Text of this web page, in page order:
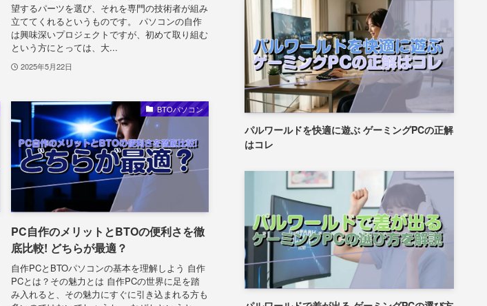
望するパーツを選び、それを専門の技術者が組み
立ててくれるというものです。 パソコンの自作
は興味深いプロジェクトですが、初めて取り組む
という方にとっては、大...
2025年5月22日
BTOパソコン
PC自作のメリットとBTOの便利さを徹
底比較! どちらが最適？
自作PCとBTOパソコンの基本を理解しよう 自作
PCとは？その魅力とは 自作PCの世界に足を踏
み入れると、その魅力にすぐに引き込まれる方も
パルワールドを快適に遊ぶ ゲーミングPCの正解
はコレ